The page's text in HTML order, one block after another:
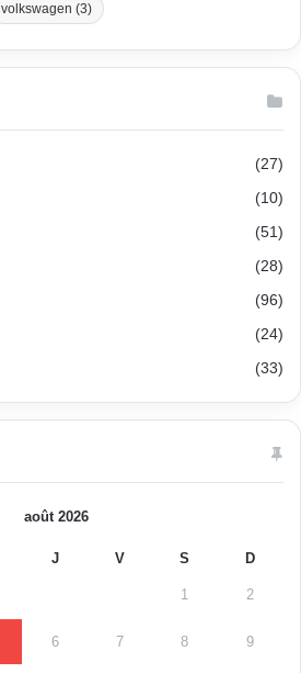
volkswagen (3)
(27)
(10)
(51)
(28)
(96)
(24)
(33)
août 2026
J V S D
1 2
6 7 8 9